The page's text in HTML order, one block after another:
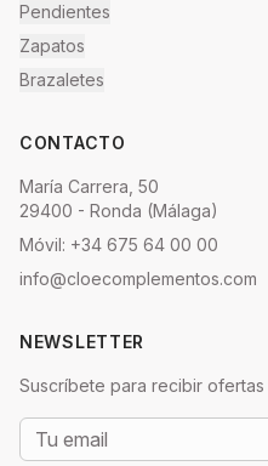
Pendientes
Zapatos
Brazaletes
CONTACTO
María Carrera, 50
29400 - Ronda (Málaga)
Móvil: +34 675 64 00 00
info@cloecomplementos.com
NEWSLETTER
Suscríbete para recibir ofertas